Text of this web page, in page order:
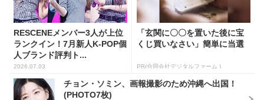
RESCENEメンバー3人が上位
ランクイン！7月新人K-POP個
人ブランド評判ト...
2026.07.03
「玄関に〇〇を置いた後に宝
くじ買いなさい」簡単に当選
PR(合同会社デジタルファーム )
チョン・ソミン、画報撮影のため沖縄へ出国！
(PHOTO7枚)